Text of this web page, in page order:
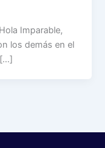
Imparable,
los demás en el